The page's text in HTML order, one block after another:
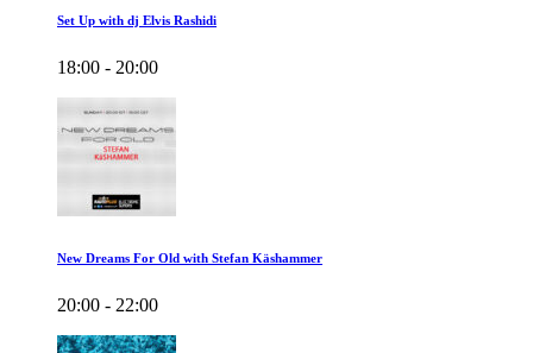
Set Up with dj Elvis Rashidi
18:00 - 20:00
New Dreams For Old with Stefan Käshammer
20:00 - 22:00